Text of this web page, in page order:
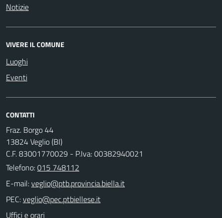
Notizie
VIVERE IL COMUNE
Luoghi
Eventi
CONTATTI
Fraz. Borgo 44
13824 Veglio (BI)
C.F. 83001770029 - P.Iva: 00382940021
Telefono:015 748112
E-mail:
PEC:
Uffici e orari